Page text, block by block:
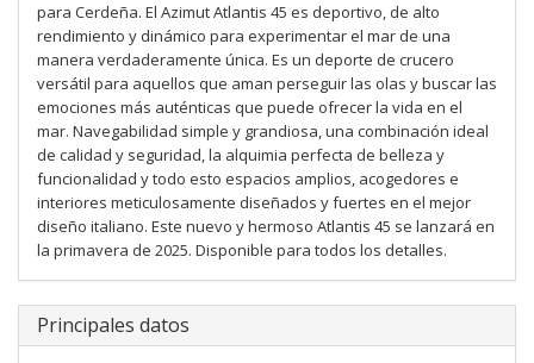
para Cerdeña. El Azimut Atlantis 45 es deportivo, de alto
rendimiento y dinámico para experimentar el mar de una
manera verdaderamente única. Es un deporte de crucero
versátil para aquellos que aman perseguir las olas y buscar las
emociones más auténticas que puede ofrecer la vida en el
mar. Navegabilidad simple y grandiosa, una combinación ideal
de calidad y seguridad, la alquimia perfecta de belleza y
funcionalidad y todo esto espacios amplios, acogedores e
interiores meticulosamente diseñados y fuertes en el mejor
diseño italiano. Este nuevo y hermoso Atlantis 45 se lanzará en
la primavera de 2025. Disponible para todos los detalles.
Principales datos